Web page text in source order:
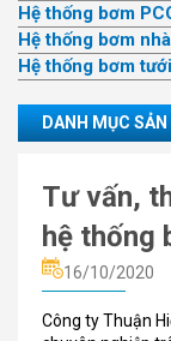
Hệ thống bơm
Hệ thống bơm
Hệ thống bơm tưới
DANH MỤC
Tư vấn,
hệ thống
16/10/2020
Công ty Thuận